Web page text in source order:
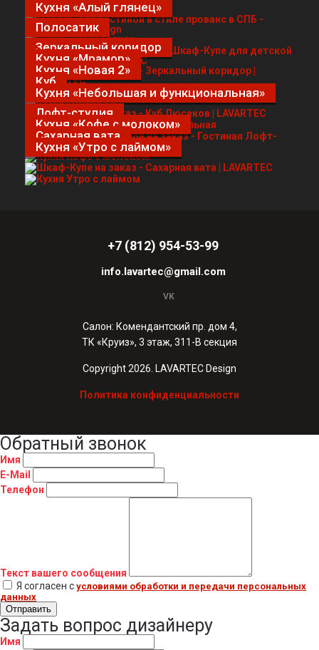
Кухня «Алый глянец»
Полосатик
Зеркальный коридор
Кухня «Мрамор»
Кухня «Новая 2»
Куб
Кухня «Небольшая и функциональная»
Лофт-студия
Кухня «Кофе с молоком»
Сахарная вата
Кухня «Утро с лаймом»
+7 (812) 954-53-99
info.lavartec@gmail.com
VK
Салон: Комендантский пр. дом 4,
ТК «Круиз», 3 этаж, 311-В секция
Copyright 2026. LAVARTEC Design
Политика конфиденциальности
Обратный звонок
Имя
E-Mail
Телефон
Текст вашего сообщения
Я согласен с условиями обработки и передачи персональных
данных
Отправить
Задать вопрос дизайнеру
Имя